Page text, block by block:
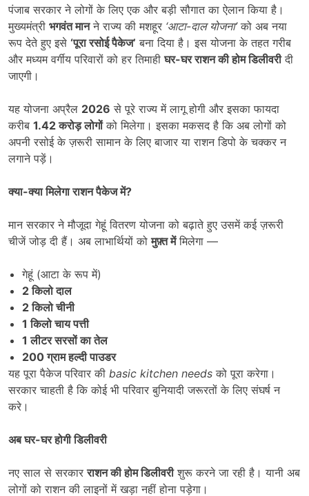
पंजाब सरकार ने लोगों के लिए एक और बड़ी सौगात का ऐलान किया है।
मुख्यमंत्री भगवंत मानने राज्य की मशहूर ‘आटा-दाल योजना’को अब नया
रूप देते हुए इसे ‘पूरा रसोई पैकेज’ बना दिया है। इस योजना के तहत गरीब
और मध्यम वर्गीय परिवारों को हर तिमाहीघर-घर राशन की होम डिलीवरीदी
जाएगी।
यह योजना अप्रैल 2026 से पूरे राज्य में लागू होगी और इसका फायदा
करीब 1.42करोड़ लोगोंको मिलेगा। इसका मकसद है कि अब लोगों को
अपनी रसोई के ज़रूरी सामान के लिए बाजार या राशन डिपो के चक्कर न
लगाने पड़ें।
क्या-क्या मिलेगा राशन पैकेज में?
मान सरकार ने मौजूदा गेहूं वितरण योजना को बढ़ाते हुए उसमें कई ज़रूरी
चीजें जोड़ दी हैं। अब लाभार्थियों कोमुफ़्त मेंमिलेगा —
गेहूं (आटा के रूप में)
2किलो दाल
2किलो चीनी
1किलो चाय पत्ती
1लीटर सरसों का तेल
200ग्राम हल्दी पाउडर
यह पूरा पैकेज परिवार की basic kitchen needs को पूरा करेगा।
सरकार चाहती है कि कोई भी परिवार बुनियादी जरूरतों के लिए संघर्ष न
करे।
अब घर-घर होगी डिलीवरी
नए साल से सरकारराशन की होम डिलीवरीशुरू करने जा रही है। यानी अब
लोगों को राशन की लाइनों में खड़ा नहीं होना पड़ेगा।